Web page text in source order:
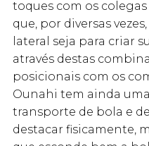
toques com os
que, por diversas
lateral seja para criar
através destas
posicionais com os
Ounahi tem ainda
transporte de bola e
destacar fisicamente,